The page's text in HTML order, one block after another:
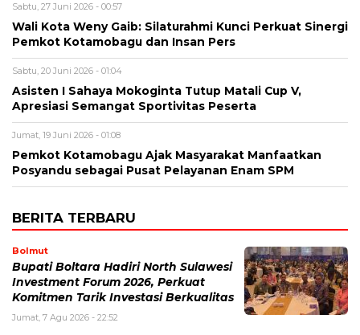
Sabtu, 27 Juni 2026 - 00:57
Wali Kota Weny Gaib: Silaturahmi Kunci Perkuat Sinergi
Pemkot Kotamobagu dan Insan Pers
Sabtu, 20 Juni 2026 - 01:04
Asisten I Sahaya Mokoginta Tutup Matali Cup V,
Apresiasi Semangat Sportivitas Peserta
Jumat, 19 Juni 2026 - 01:08
Pemkot Kotamobagu Ajak Masyarakat Manfaatkan
Posyandu sebagai Pusat Pelayanan Enam SPM
BERITA TERBARU
Bolmut
Bupati Boltara Hadiri North Sulawesi
Investment Forum 2026, Perkuat
Komitmen Tarik Investasi Berkualitas
Jumat, 7 Agu 2026 - 22:52